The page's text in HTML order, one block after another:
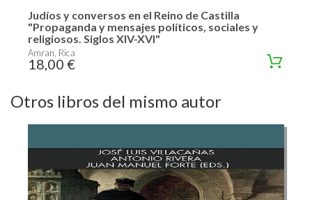
Judíos y conversos en el Reino de Castilla
"Propaganda y mensajes políticos, sociales y
religiosos. Siglos XIV-XVI"
Amran, Rica
18,00 €
Otros libros del mismo autor